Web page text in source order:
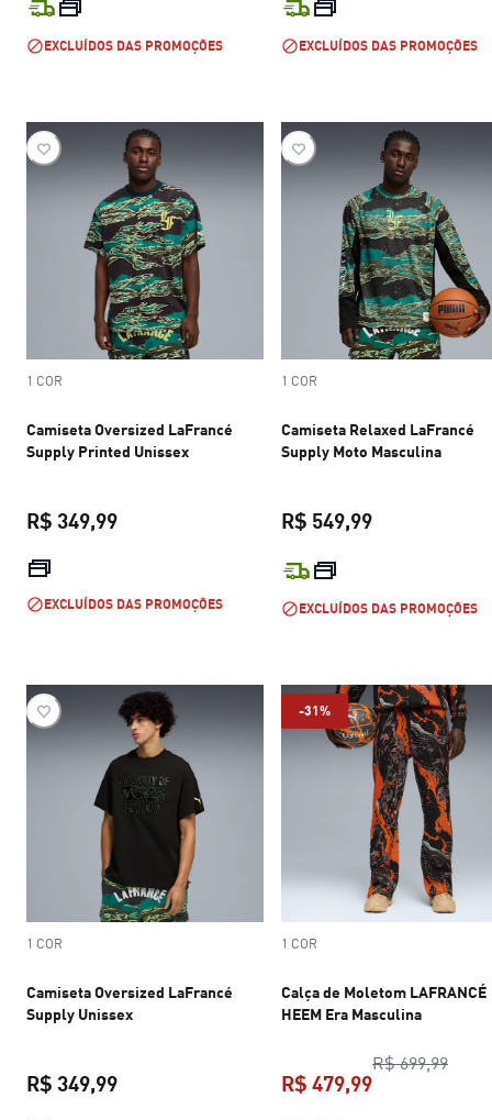
preço atual R$ 749,99
EXCLUÍDOS DAS PROMOÇÕES EXCLUÍDOS DAS PROMOÇÕES
1 COR
Camiseta Oversized LaFrancé
Supply Printed Unissex
R$ 349,99
preço atual R$ 349,99
EXCLUÍDOS DAS PROMOÇÕES
1 COR
Camiseta Relaxed LaFrancé
Supply Moto Masculina
R$ 549,99
EXCLUÍDOS DAS PROMOÇÕES
1 COR
Camiseta Oversized LaFrancé
Supply Unissex
R$ 349,99
-31%
1 COR
Calça de Moletom LAFRANCÉ
HEEM Era Masculina
R$ 699,99
R$ 479,99